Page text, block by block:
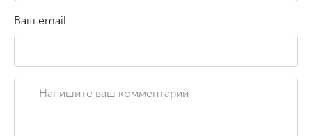
Ваш email